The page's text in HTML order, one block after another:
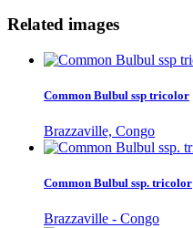
Related images
Common Bulbul ssp tricolor
Brazzaville, Congo
Common Bulbul ssp. tricolor
Brazzaville - Congo